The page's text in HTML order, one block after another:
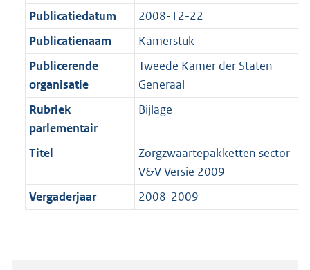
a
t
a
a
t
K
b
1
K
b
Publicatiedatum
2008-12-22
Publicatienaam
Kamerstuk
Publicerende
organisatie
Tweede Kamer der Staten-
Generaal
Rubriek
parlementair
Bijlage
Titel
Zorgzwaartepakketten sector
V&V Versie 2009
Vergaderjaar
2008-2009